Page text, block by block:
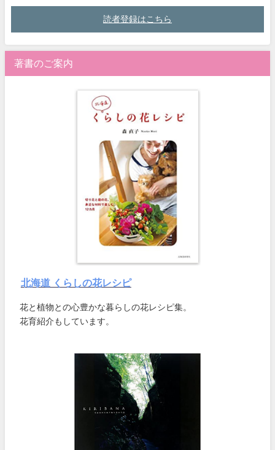
読者登録はこちら
著書のご案内
北海道 くらしの花レシピ
花と植物との心豊かな暮らしの花レシピ集。
花育紹介もしています。